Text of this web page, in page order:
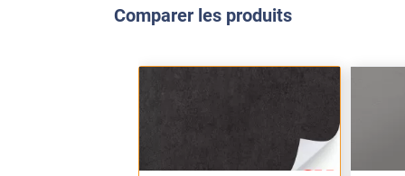
Comparer les produits